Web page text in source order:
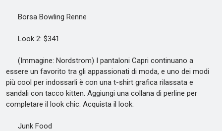
Borsa Bowling Renne
Look 2: $341
(Immagine: Nordstrom) I pantaloni Capri continuano a
essere un favorito tra gli appassionati di moda, e uno dei modi
più cool per indossarli è con una t-shirt grafica rilassata e
sandali con tacco kitten. Aggiungi una collana di perline per
completare il look chic. Acquista il look:
Junk Food